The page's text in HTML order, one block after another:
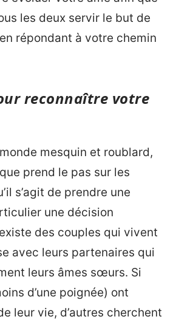
les deux servir le but de
répondant à votre chemin
reconnaître votre
mesquin et roublard,
prend le pas sur les
s’agit de prendre une
une décision
des couples qui vivent
avec leurs partenaires qui
leurs âmes sœurs. Si
d’une poignée) ont
leur vie, d’autres cherchent